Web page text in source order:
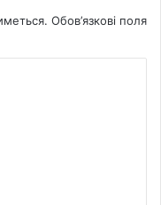
Обов’язкові поля